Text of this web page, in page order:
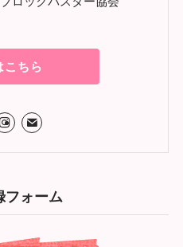
こちら
フォーム